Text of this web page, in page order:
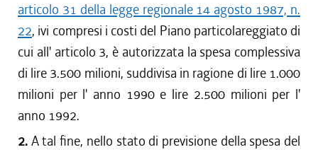
articolo 31 della legge regionale 14 agosto 1987, n.
22, ivi compresi i costi del Piano particolareggiato di
cui all' articolo 3, è autorizzata la spesa complessiva
di lire 3.500 milioni, suddivisa in ragione di lire 1.000
milioni per l' anno 1990 e lire 2.500 milioni per l'
anno 1992.
2. A tal fine, nello stato di previsione della spesa del